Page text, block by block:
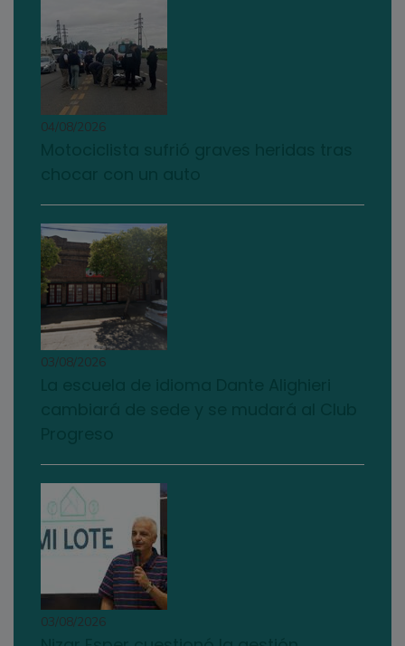
04/08/2026
03/08/2026
03/08/2026